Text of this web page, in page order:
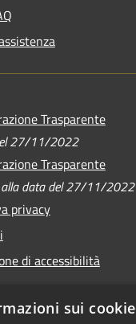
Trasparente
27/11/2022
Trasparente
alla data del 27/11/2022
privacy
di accessibilità
sui cookie